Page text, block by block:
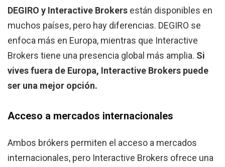
DEGIRO y Interactive Brokers están disponibles en
muchos países, pero hay diferencias. DEGIRO se
enfoca más en Europa, mientras que Interactive
Brokers tiene una presencia global más amplia. Si
vives fuera de Europa, Interactive Brokers puede
ser una mejor opción.
Acceso a mercados internacionales
Ambos brókers permiten el acceso a mercados
internacionales, pero Interactive Brokers ofrece una